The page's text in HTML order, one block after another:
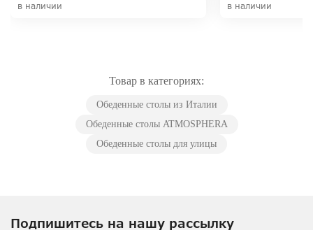
в наличии в наличии
Товар в категориях:
Обеденные столы из Италии
Обеденные столы ATMOSPHERA
Обеденные столы для улицы
Подпишитесь на нашу рассылку